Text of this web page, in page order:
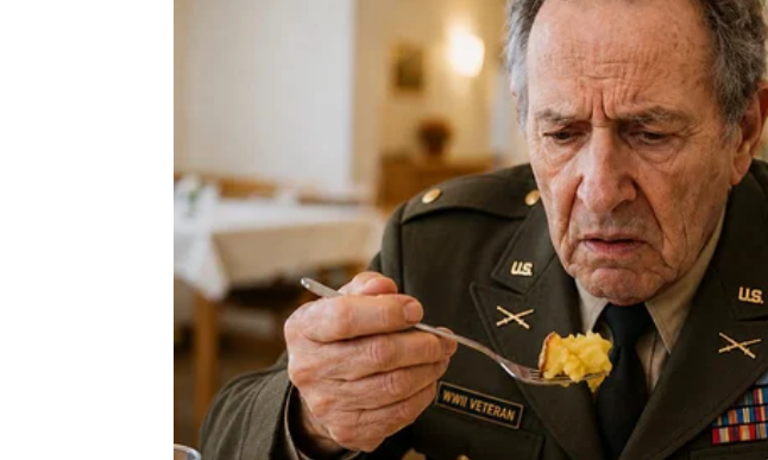
Jedna poruka ili poziv mogli bi promijeniti vaše planove.
Poruka karata
Pažljivo pratite informacije koje dolaze.
Odgovor koji čekate je blizu
Pred vama su zanimljivi trenuci.